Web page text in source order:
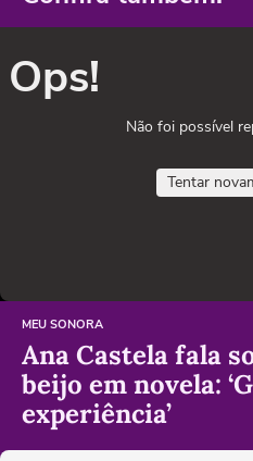
Ops!
Não foi possível
Tentar
MEU SONORA
Ana Castela fala
beijo em novela:
experiência’